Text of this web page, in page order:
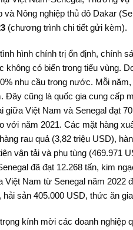
Nông nghiệp thủ đô Dakar
(chương trình chi tiết gửi kèm).
hình chính trị ổn định, chính
có biển trong tiểu vùng.
nhu cầu trong nước. Mỗi
Đây cũng là quốc gia cung cấp
giữa Việt Nam và Senegal đạt
với năm 2021. Các mặt hàng
rau quả (3,82 triệu USD),
vận tải và phụ tùng (469.971
đã đạt 12.268 tấn, kim
Việt Nam từ Senegal năm 2022
sản 405.000 USD, thức ăn
kính mời các doanh nghiệp